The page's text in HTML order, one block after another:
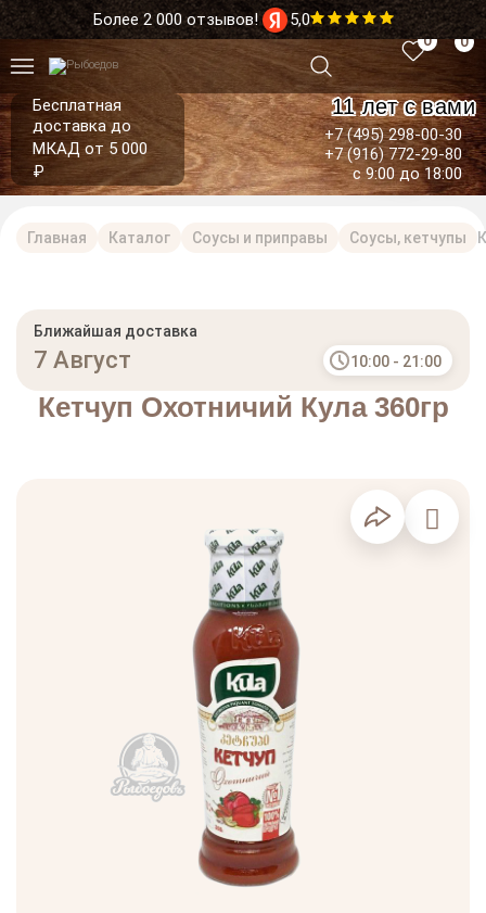
Более 2 000 отзывов! 5,0
Бесплатная
доставка до
МКАД от 5 000
₽
11 лет с вами
+7 (495) 298-00-30
+7 (916) 772-29-80
с 9:00 до 18:00
0 0
Главная Каталог Соусы и приправы Соусы, кетчупы
Кетчуп Охотничий Кула 360гр
Ближайшая доставка
7 Август 10:00 - 21:00